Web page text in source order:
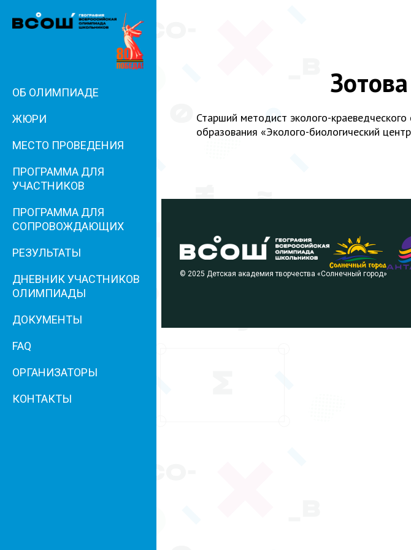
ОБ ОЛИМПИАДЕ
ЖЮРИ
МЕСТО ПРОВЕДЕНИЯ
ПРОГРАММА ДЛЯ
УЧАСТНИКОВ
ПРОГРАММА ДЛЯ
СОПРОВОЖДАЮЩИХ
РЕЗУЛЬТАТЫ
ДНЕВНИК УЧАСТНИКОВ
ОЛИМПИАДЫ
ДОКУМЕНТЫ
FAQ
ОРГАНИЗАТОРЫ
КОНТАКТЫ
Старший методист эколого-
образования «Эколого-биологический
© 2025 Детская академия творчества «Солнечный город»